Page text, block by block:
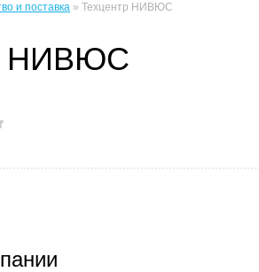
и поставка » Техцентр НИВЮС
НИВЮС